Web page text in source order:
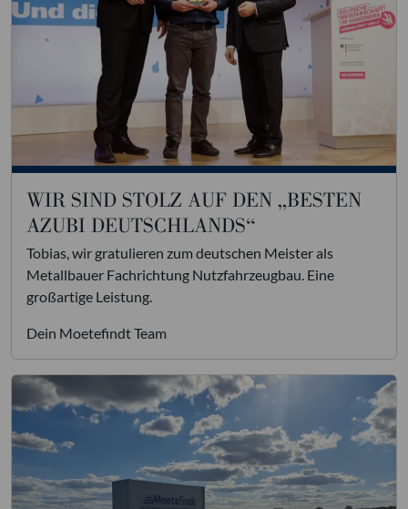
WIR SIND STOLZ AUF DEN „BESTEN
AZUBI DEUTSCHLANDS“
Tobias, wir gratulieren zum deutschen Meister als
Metallbauer Fachrichtung Nutzfahrzeugbau. Eine
großartige Leistung.
Dein Moetefindt Team